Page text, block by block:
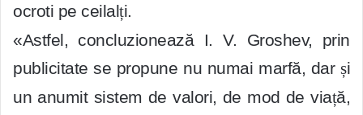
ocroti pe ceilalți.
«Astfel, concluzionează I. V. Groshev, prin
publicitate se propune nu numai marfă, dar și
un anumit sistem de valori, de mod de viață,